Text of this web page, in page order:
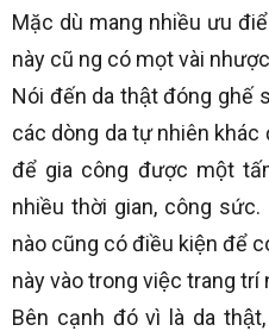
Mặc dù mang nhiều ưu
này cũ ng có mọt vài
Nói đến da thật đóng ghế
các dòng da tự nhiên khác
để gia công được một
nhiều thời gian, công
nào cũng có điều kiện để
này vào trong việc trang trí
Bên cạnh đó vì là da